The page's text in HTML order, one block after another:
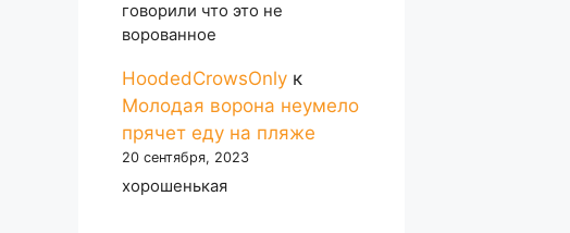
говорили что это не
ворованное
HoodedCrowsOnly к
Молодая ворона неумело
прячет еду на пляже
20 сентября, 2023
хорошенькая